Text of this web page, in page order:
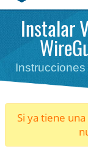
Instalar
Si ya tiene